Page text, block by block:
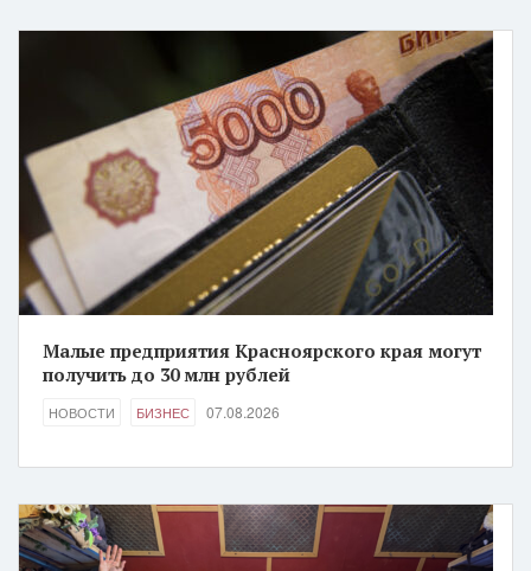
Малые предприятия Красноярского края могут
получить до 30 млн рублей
НОВОСТИ БИЗНЕС 07.08.2026